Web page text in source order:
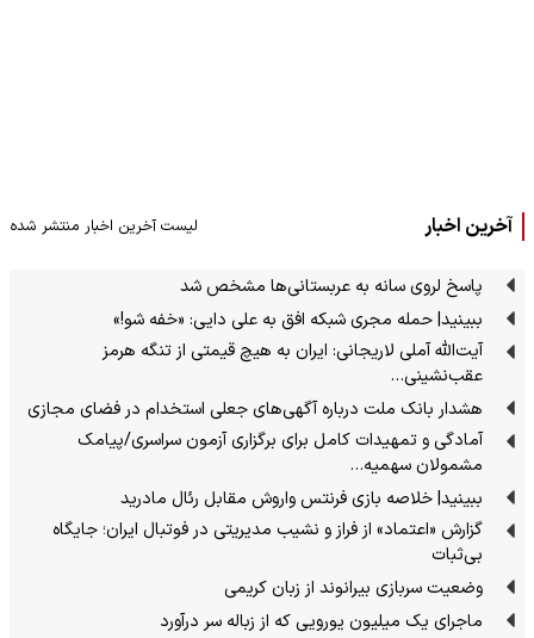
آخرین اخبار لیست آخرین اخبار منتشر شده
پاسخ لروی سانه به عربستانی‌ها مشخص شد
ببینید| حمله مجری شبکه افق به علی دایی: «خفه شو!»
آیت‌الله آملی لاریجانی: ایران به هیچ قیمتی از تنگه هرمز
عقب‌نشینی…
هشدار بانک ملت درباره آگهی‌های جعلی استخدام در فضای مجازی
آمادگی و تمهیدات کامل برای برگزاری آزمون سراسری/پیامک
مشمولان سهمیه…
ببینید| خلاصه بازی فرنتس واروش مقابل رئال مادرید
گزارش «اعتماد» از فراز و نشیب مدیریتی در فوتبال ایران؛ جایگاه
بی‌ثبات
وضعیت سربازی بیرانوند از زبان کریمی
ماجرای یک میلیون یورویی که از زباله سر درآورد